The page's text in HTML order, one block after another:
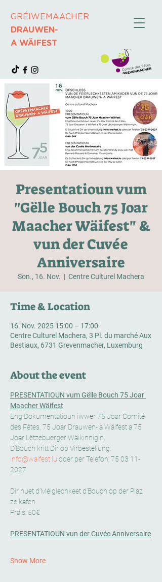
GRÉIWEMAACHER
DRAUWEN-
A WÄIFEST
Presentatioun vum
"Gëlle Bouch 75 Joar
Maacher Wäifest" &
vun der Cuvée
Anniversaire
Son., 16. Nov.
  |
Centre Culturel Machera
Time & Location
16. Nov. 2025 15:00 – 17:00
Centre Culturel Machera, 3 Pl. du marché Aux
Bestiaux, 6731 Grevenmacher, Luxemburg
About the event
PRESENTATIOUN vum Gëlle Bouch 75 Joar
Maacher Wäifest
Eng Dokumentatioun iwwer 75 Joar Comité
des Fêtes, 75 Joar Drauwen- a Wäifest a 75
Joar Lëtzebuerger Wäikinnigin.
D’Bouch kritt Dir op Virbestellung:
info@waifest.lu oder per Telefon: 75 03 11-
2027
Dir huet d’Méiglechkeet d’Bouch op der Plaz
ze kafen.
Präis: 50€
PRESENTATIOUN vun der Cuvée Anniversaire
Show More